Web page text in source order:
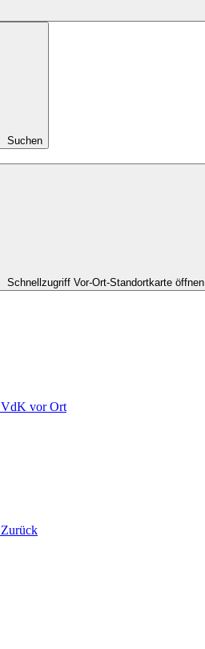
Suchen
Schnellzugriff Vor-Ort-Standortkarte öffnen
VdK vor Ort
Zurück